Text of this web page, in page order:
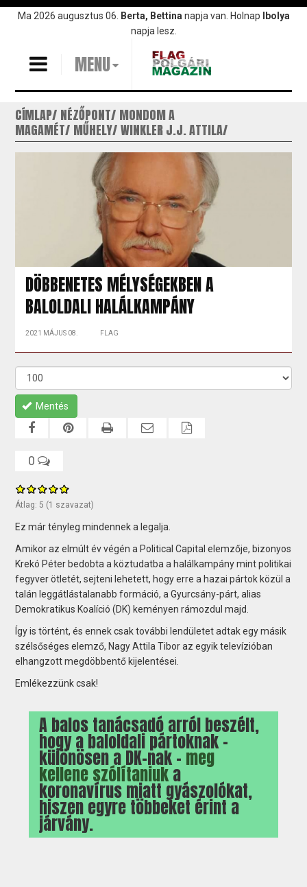
UgrásMa 2026 augusztus 06. Berta, Bettina napja van. Holnap
Ibolya
napja lesz.
MENU
CÍMLAP NÉZŐPONT MONDOM A
MAGAMÉT MŰHELY WINKLER J.J. ATTILA
DÖBBENETES MÉLYSÉGEKBEN A
BALOLDALI HALÁLKAMPÁNY
2021 MÁJUS 08. FLAG
Mentés
0
Átlag: 5 (1 szavazat)
Ez már tényleg mindennek a legalja.
Amikor az elmúlt év végén a Political Capital elemzője, bizonyos
Krekó Péter bedobta a köztudatba a halálkampány mint politikai
fegyver ötletét, sejteni lehetett, hogy erre a hazai pártok közül a
talán leggátlástalanabb formáció, a Gyurcsány-párt, alias
Demokratikus Koalíció (DK) keményen rámozdul majd.
Így is történt, és ennek csak további lendületet adtak egy másik
szélsőséges elemző, Nagy Attila Tibor az egyik televízióban
elhangzott megdöbbentő kijelentései.
Emlékezzünk csak!
A balos tanácsadó arról beszélt,
hogy a baloldali pártoknak –
különösen a DK-nak – meg
kellene szólítaniuka
koronavírus miatt gyászolókat,
hiszen egyre többeket érint a
járvány.